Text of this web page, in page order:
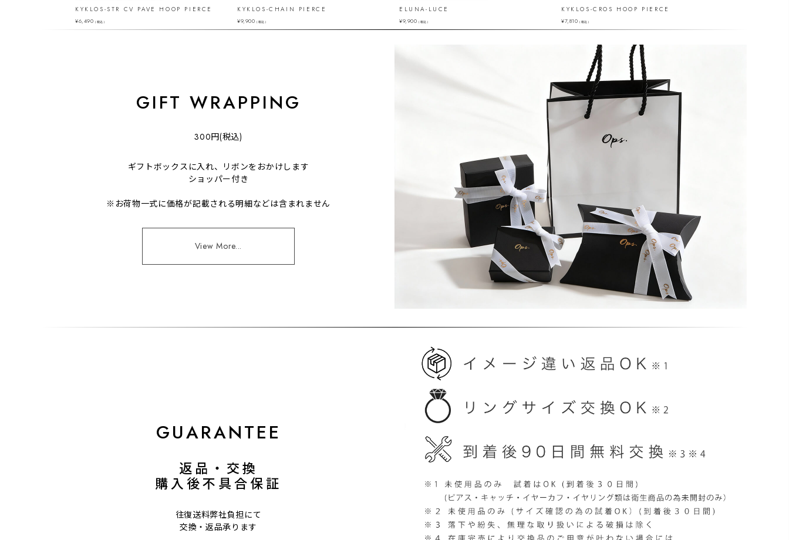
KYKLOS-STR CV PAVE HOOP PIERCE
¥6,490 （税込）
KYKLOS-CHAIN PIERCE
¥9,900 （税込）
ELUNA-LUCE
¥9,900 （税込）
KYKLOS-CROS HOOP PIERCE
¥7,810 （税込）
GIFT WRAPPING
300円(税込)
ギフトボックスに入れ、リボンをおかけします
ショッパー付き
※お荷物一式に価格が記載される明細などは含まれません
View More...
GUARANTEE
返品・交換
購入後不具合保証
往復送料弊社負担にて
交換・返品承ります